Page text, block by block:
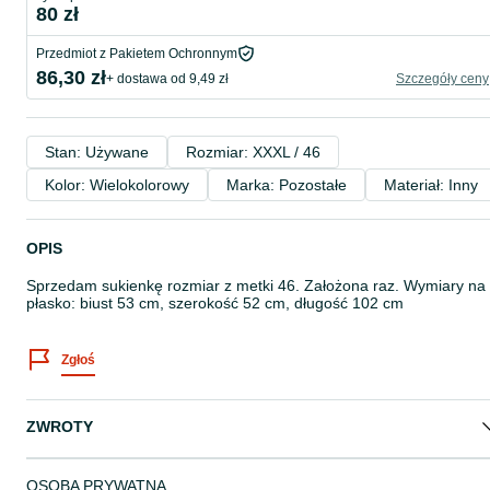
80 zł
Przedmiot z Pakietem Ochronnym
86,30 zł+ dostawa od 9,49 zł Szczegóły ceny
Stan: Używane
Rozmiar: XXXL / 46
Kolor: Wielokolorowy
Marka: Pozostałe Materiał: Inny
OPIS
Sprzedam sukienkę rozmiar z metki 46. Założona raz. Wymiary na
płasko: biust 53 cm, szerokość 52 cm, długość 102 cm
Zgłoś
ZWROTY
OSOBA PRYWATNA